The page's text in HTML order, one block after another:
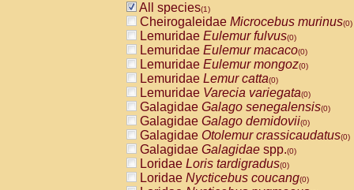
All species(1)
Cheirogaleidae Microcebus murinus(0)
Lemuridae Eulemur fulvus(0)
Lemuridae Eulemur macaco(0)
Lemuridae Eulemur mongoz(0)
Lemuridae Lemur catta(0)
Lemuridae Varecia variegata(0)
Galagidae Galago senegalensis(0)
Galagidae Galago demidovii(0)
Galagidae Otolemur crassicaudatus(0)
Galagidae Galagidae spp.(0)
Loridae Loris tardigradus(0)
Loridae Nycticebus coucang(0)